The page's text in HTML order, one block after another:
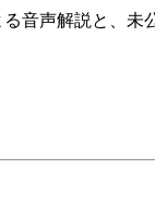
音声解説と、未